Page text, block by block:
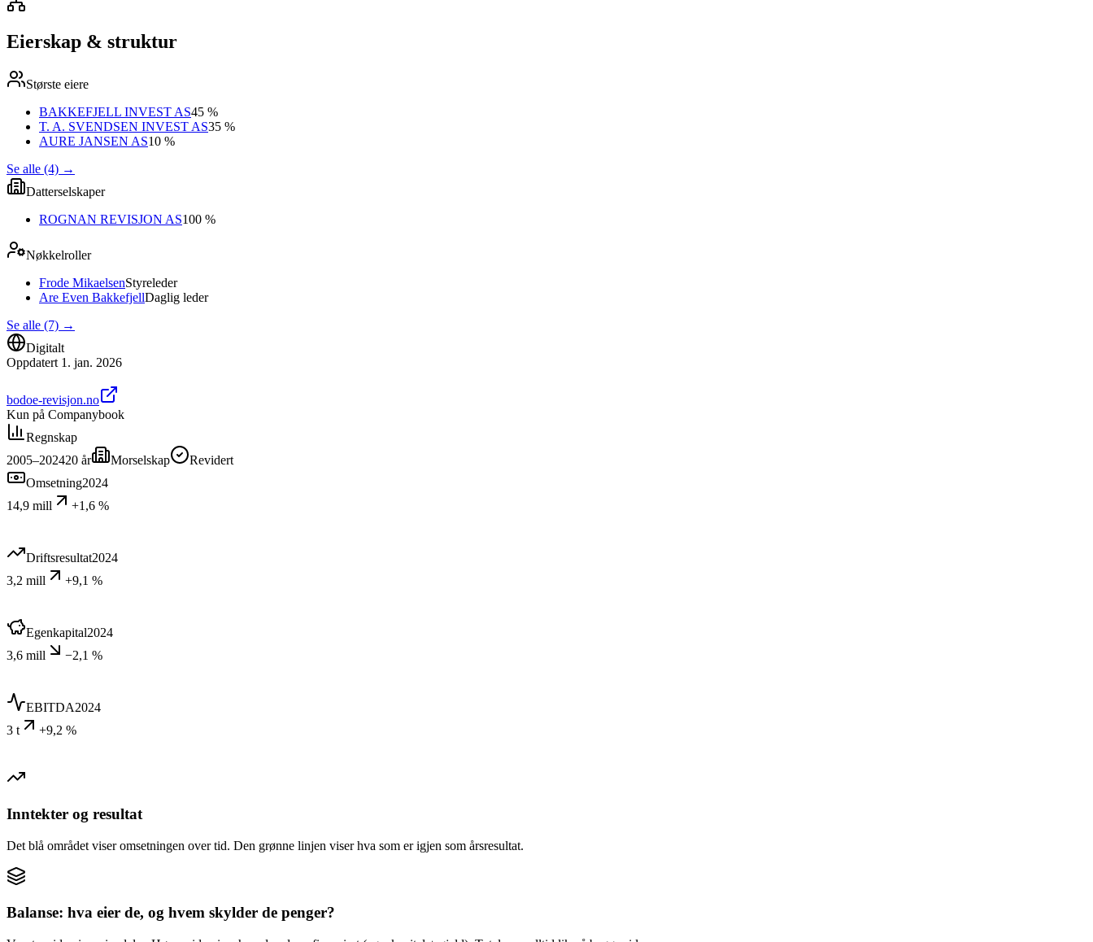
Eierskap & struktur
Største eiere
BAKKEFJELL INVEST AS45 %
T. A. SVENDSEN INVEST AS35 %
AURE JANSEN AS10 %
Se alle (4) →
Datterselskaper
ROGNAN REVISJON AS100 %
Nøkkelroller
Frode MikaelsenStyreleder
Are Even BakkefjellDaglig leder
Se alle (7) →
Digitalt
Oppdatert 1. jan. 2026
bodoe-revisjon.no
Kun på Companybook
Regnskap
2005–202420 år Morselskap
Revidert
Omsetning2024
14,9 mill
+1,6 %
Driftsresultat2024
3,2 mill
+9,1 %
Egenkapital2024
3,6 mill
−2,1 %
EBITDA2024
3 t
+9,2 %
Inntekter og resultat
Det blå området viser omsetningen over tid. Den grønne linjen viser hva som er igjen som årsresultat.
Balanse: hva eier de, og hvem skylder de penger?